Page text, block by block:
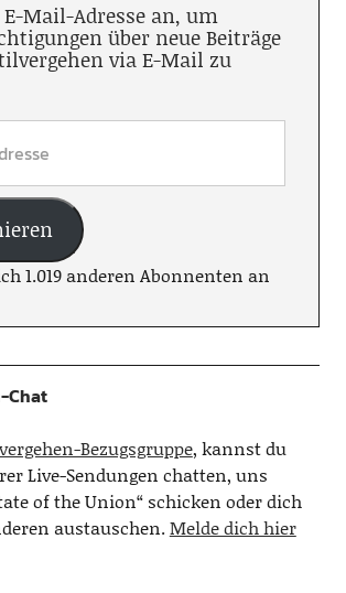
E-Mail-Adresse an, um
über neue Beiträge
via E-Mail zu
1.019 anderen Abonnenten an
Chat
Bezugsgruppe, kannst du
Live-Sendungen chatten, uns
of the Union“ schicken oder dich
austauschen.Melde dich hier